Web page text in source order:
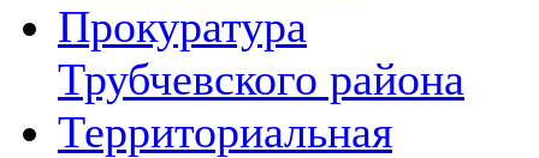
Прокуратура
Трубчевского района
Территориальная